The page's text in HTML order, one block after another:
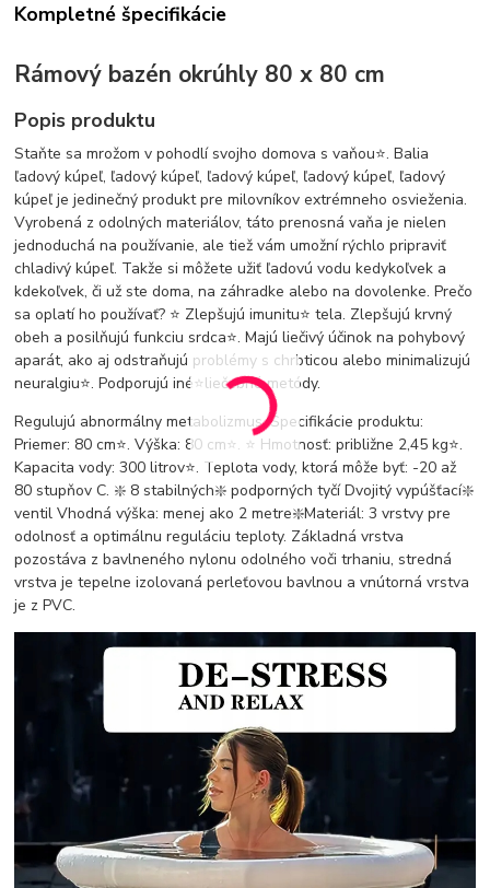
Kompletné špecifikácie
Rámový bazén okrúhly 80 x 80 cm
Popis produktu
Staňte sa mrožom v pohodlí svojho domova s vaňou⭐. Balia
ľadový kúpeľ, ľadový kúpeľ, ľadový kúpeľ, ľadový kúpeľ, ľadový
kúpeľ je jedinečný produkt pre milovníkov extrémneho osvieženia.
Vyrobená z odolných materiálov, táto prenosná vaňa je nielen
jednoduchá na používanie, ale tiež vám umožní rýchlo pripraviť
chladivý kúpeľ. Takže si môžete užiť ľadovú vodu kedykoľvek a
kdekoľvek, či už ste doma, na záhradke alebo na dovolenke. Prečo
sa oplatí ho používať? ⭐ Zlepšujú imunitu⭐ tela. Zlepšujú krvný
obeh a posilňujú funkciu srdca⭐. Majú liečivý účinok na pohybový
aparát, ako aj odstraňujú problémy s chrbticou alebo minimalizujú
neuralgiu⭐. Podporujú iné⭐liečebné metódy.
Regulujú abnormálny metabolizmus. Špecifikácie produktu:
Priemer: 80 cm⭐. Výška: 80 cm⭐. ⭐ Hmotnosť: približne 2,45 kg⭐.
Kapacita vody: 300 litrov⭐. Teplota vody, ktorá môže byť: -20 až
80 stupňov C. ❇️ 8 stabilných❇️ podporných tyčí Dvojitý vypúšťací❇️
ventil Vhodná výška: menej ako 2 metre❇️Materiál: 3 vrstvy pre
odolnosť a optimálnu reguláciu teploty. Základná vrstva
pozostáva z bavlneného nylonu odolného voči trhaniu, stredná
vrstva je tepelne izolovaná perleťovou bavlnou a vnútorná vrstva
je z PVC.